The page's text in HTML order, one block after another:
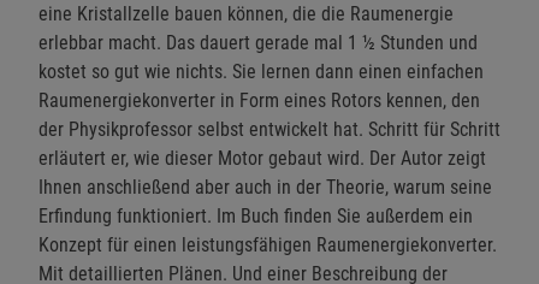
eine Kristallzelle bauen können, die die Raumenergie
erlebbar macht. Das dauert gerade mal 1 ½ Stunden und
kostet so gut wie nichts. Sie lernen dann einen einfachen
Raumenergiekonverter in Form eines Rotors kennen, den
der Physikprofessor selbst entwickelt hat. Schritt für Schritt
erläutert er, wie dieser Motor gebaut wird. Der Autor zeigt
Ihnen anschließend aber auch in der Theorie, warum seine
Erfindung funktioniert. Im Buch finden Sie außerdem ein
Konzept für einen leistungsfähigen Raumenergiekonverter.
Mit detaillierten Plänen. Und einer Beschreibung der